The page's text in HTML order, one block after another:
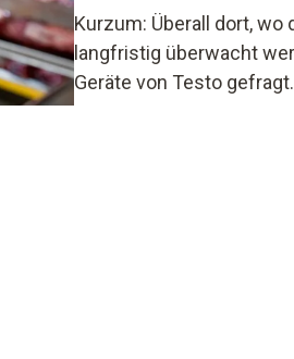
Kurzum: Überall dort,
langfristig überwacht
Geräte von Testo gefragt.